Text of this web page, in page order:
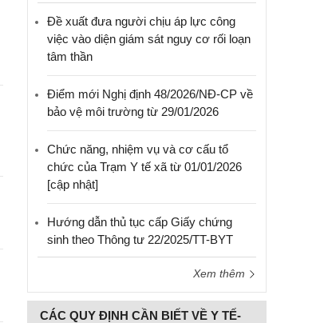
Đề xuất đưa người chịu áp lực công
việc vào diện giám sát nguy cơ rối loạn
tâm thần
Điểm mới Nghị định 48/2026/NĐ-CP về
bảo vệ môi trường từ 29/01/2026
Chức năng, nhiệm vụ và cơ cấu tổ
chức của Trạm Y tế xã từ 01/01/2026
[cập nhật]
Hướng dẫn thủ tục cấp Giấy chứng
sinh theo Thông tư 22/2025/TT-BYT
Xem thêm
CÁC QUY ĐỊNH CẦN BIẾT VỀ Y TẾ-